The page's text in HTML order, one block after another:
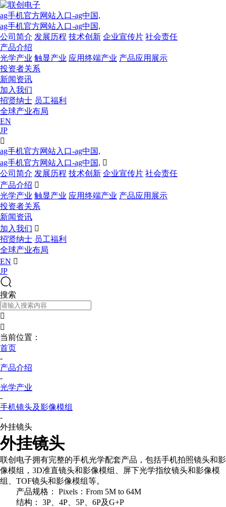
ag手机官方网站入口-ag中国,
ag手机官方网站入口-ag中国,
公司简介 发展历程 技术创新 企业宣传片 社会责任
产品介绍
光学产业 触显产业 应用终端产业 产品应用展示
投资者关系
新闻资讯
加入我们
招贤纳士 员工福利
全球产业布局
EN
JP

ag手机官方网站入口-ag中国,
ag手机官方网站入口-ag中国, 
公司简介 发展历程 技术创新 企业宣传片 社会责任
产品介绍 
光学产业 触显产业 应用终端产业 产品应用展示
投资者关系
新闻资讯
加入我们 
招贤纳士 员工福利
全球产业布局
EN 
JP
搜索


当前位置：
首页
-
产品介绍
-
光学产业
-
手机镜头及影像模组
-
外挂镜头
外挂镜头
联创电子拥有完整的手机光学配套产品，包括手机拍照镜头和影
像模组，3D准直镜头和影像模组、屏下光学指纹镜头和影像模
组、TOF镜头和影像模组等。
产品规格： Pixels：From 5M to 64M
结构： 3P、4P、5P、6P及G+P